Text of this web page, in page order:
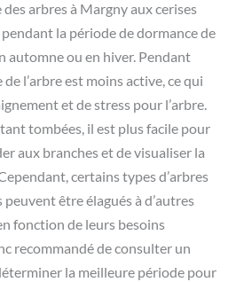
des arbres à Margny aux cerises
la période de dormance de
automne ou en hiver. Pendant
l’arbre est moins active, ce qui
et de stress pour l’arbre.
tombées, il est plus facile pour
aux branches et de visualiser la
certains types d’arbres
être élagués à d’autres
fonction de leurs besoins
recommandé de consulter un
la meilleure période pour